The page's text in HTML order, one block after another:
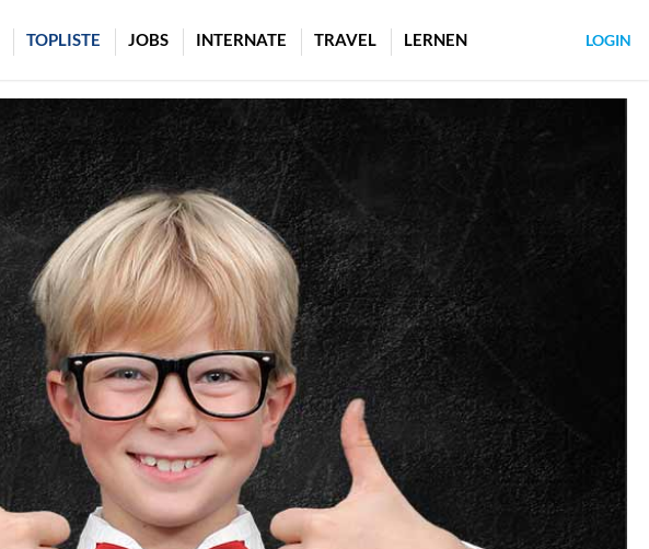
TOPLISTE JOBS INTERNATE TRAVEL LERNEN LOGIN